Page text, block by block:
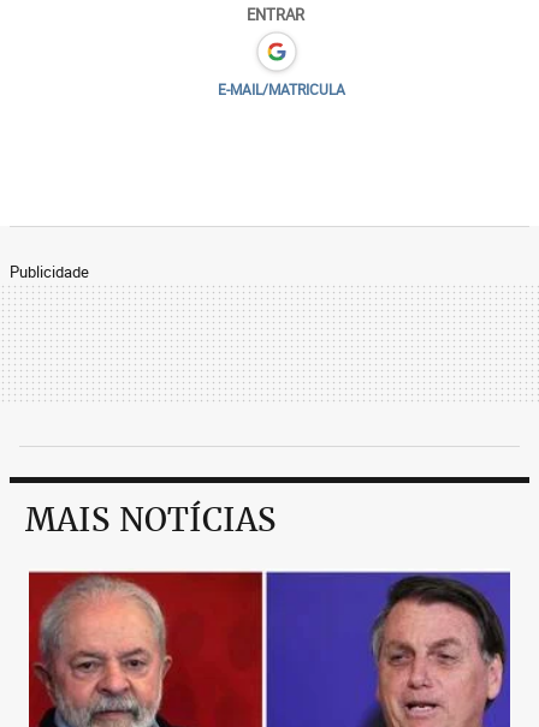
ENTRAR
E-MAIL/MATRICULA
Publicidade
MAIS NOTÍCIAS